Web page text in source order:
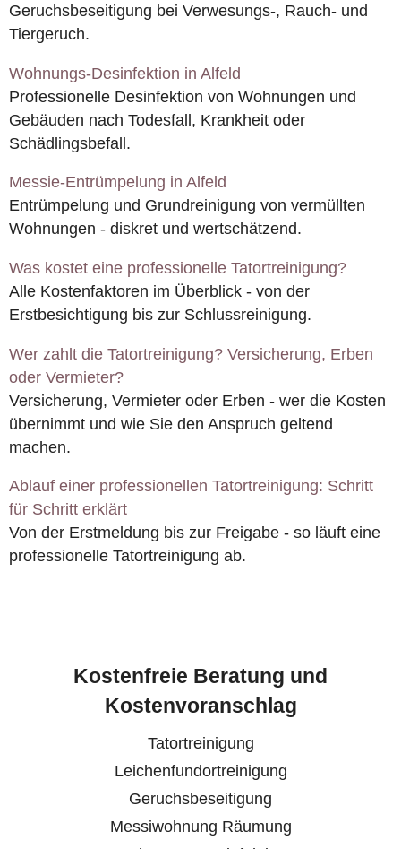
Geruchsbeseitigung bei Verwesungs-, Rauch- und
Tiergeruch.
Wohnungs-Desinfektion in Alfeld
Professionelle Desinfektion von Wohnungen und
Gebäuden nach Todesfall, Krankheit oder
Schädlingsbefall.
Messie-Entrümpelung in Alfeld
Entrümpelung und Grundreinigung von vermüllten
Wohnungen - diskret und wertschätzend.
Was kostet eine professionelle Tatortreinigung?
Alle Kostenfaktoren im Überblick - von der
Erstbesichtigung bis zur Schlussreinigung.
Wer zahlt die Tatortreinigung? Versicherung, Erben
oder Vermieter?
Versicherung, Vermieter oder Erben - wer die Kosten
übernimmt und wie Sie den Anspruch geltend
machen.
Ablauf einer professionellen Tatortreinigung: Schritt
für Schritt erklärt
Von der Erstmeldung bis zur Freigabe - so läuft eine
professionelle Tatortreinigung ab.
Kostenfreie Beratung und
Kostenvoranschlag
Tatortreinigung
Leichenfundortreinigung
Geruchsbeseitigung
Messiwohnung Räumung